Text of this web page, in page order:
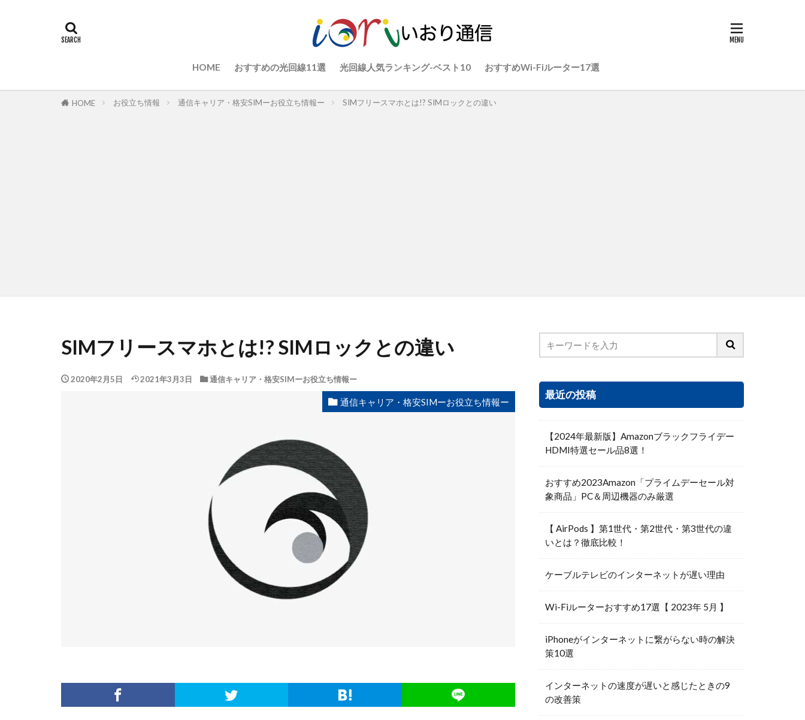
HOME おすすめの光回線11選 光回線人気ランキング-ベスト10 おすすめWi-Fiルーター17選
HOME お役立ち情報 通信キャリア・格安SIMーお役立ち情報ー SIMフリースマホとは!? SIMロックとの違い
SIMフリースマホとは!? SIMロックとの違い
2020年2月5日 2021年3月3日 通信キャリア・格安SIMーお役立ち情報ー
通信キャリア・格安SIMーお役立ち情報ー
最近の投稿
【2024年最新版】Amazonブラックフライデー
HDMI特選セール品8選！
おすすめ2023Amazon「プライムデーセール対
象商品」PC＆周辺機器のみ厳選
【 AirPods 】第1世代・第2世代・第3世代の違
いとは？徹底比較！
ケーブルテレビのインターネットが遅い理由
Wi-Fiルーターおすすめ17選【 2023年 5月 】
iPhoneがインターネットに繋がらない時の解決
策10選
インターネットの速度が遅いと感じたときの9
の改善策